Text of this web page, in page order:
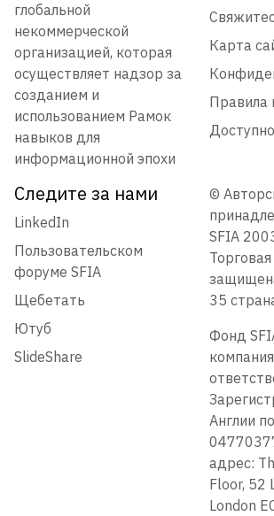
глобальной
некоммерческой
организацией, которая
осуществляет надзор за
созданием и
использованием Рамок
навыков для
информационной эпохи
Карта
Правила
Следите за нами
LinkedIn
Пользовательском
форуме SFIA
Щебетать
Ютуб
SlideShare
©
SFIA
35
Фонд
Англии
адрес:
Floor, 52
London